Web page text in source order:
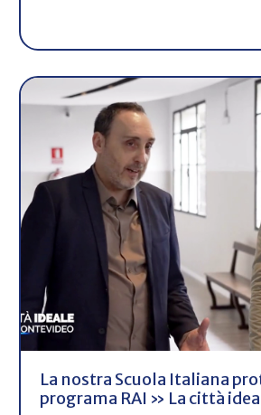
La nostra Scuola Italiana
programa RAI » La città